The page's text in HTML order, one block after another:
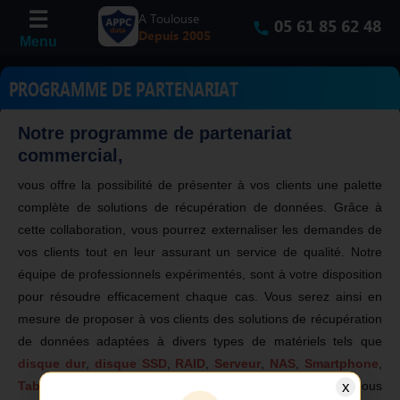
A Toulouse
Depuis 2005
05 61 85 62 48
PROGRAMME DE PARTENARIAT
Notre programme de partenariat
commercial,
vous offre la possibilité de présenter à vos clients une palette
complète de solutions de récupération de données. Grâce à
cette collaboration, vous pourrez externaliser les demandes de
vos clients tout en leur assurant un service de qualité. Notre
équipe de professionnels expérimentés, sont à votre disposition
pour résoudre efficacement chaque cas. Vous serez ainsi en
mesure de proposer à vos clients des solutions de récupération
de données adaptées à divers types de matériels tels que
disque dur, disque SSD RAID Serveur NAS Smartphone
Tablette
et bien d'autres. Nous
x